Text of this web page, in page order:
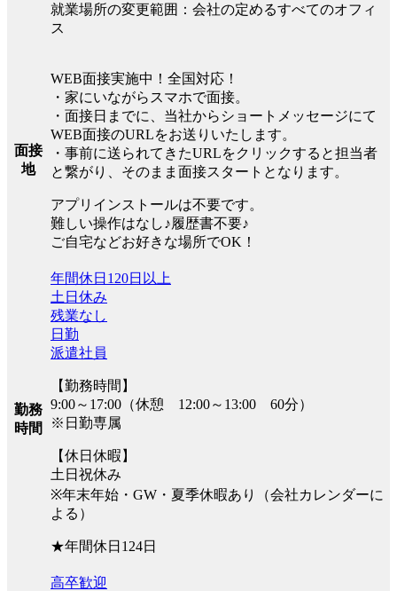
就業場所の変更範囲：会社の定めるすべてのオフィ
ス
面接
地
WEB面接実施中！全国対応！
・家にいながらスマホで面接。
・面接日までに、当社からショートメッセージにて
WEB面接のURLをお送りいたします。
・事前に送られてきたURLをクリックすると担当者
と繋がり、そのまま面接スタートとなります。
アプリインストールは不要です。
難しい操作はなし♪履歴書不要♪
ご自宅などお好きな場所でOK！
勤務
時間
年間休日120日以上
土日休み
残業なし
日勤
派遣社員
【勤務時間】
9:00～17:00（休憩 12:00～13:00 60分）
※日勤専属
【休日休暇】
土日祝休み
※年末年始・GW・夏季休暇あり（会社カレンダーに
よる）
★年間休日124日
高卒歓迎